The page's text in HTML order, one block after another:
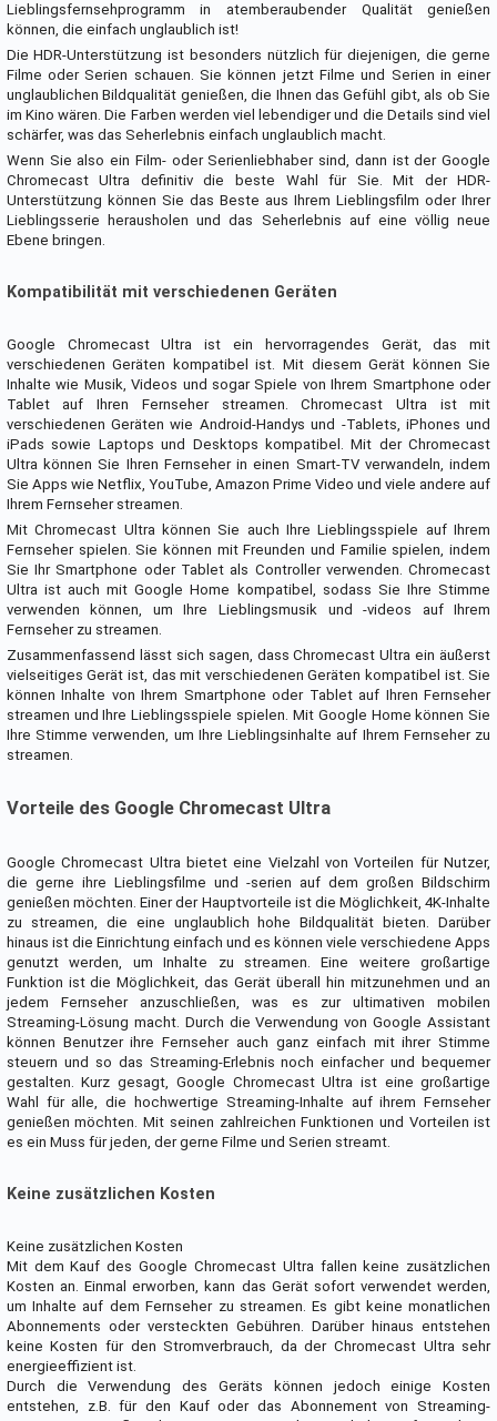
Lieblingsfernsehprogramm in atemberaubender Qualität genießen
können, die einfach unglaublich ist!
Die HDR-Unterstützung ist besonders nützlich für diejenigen, die gerne
Filme oder Serien schauen. Sie können jetzt Filme und Serien in einer
unglaublichen Bildqualität genießen, die Ihnen das Gefühl gibt, als ob Sie
im Kino wären. Die Farben werden viel lebendiger und die Details sind viel
schärfer, was das Seherlebnis einfach unglaublich macht.
Wenn Sie also ein Film- oder Serienliebhaber sind, dann ist der Google
Chromecast Ultra definitiv die beste Wahl für Sie. Mit der HDR-
Unterstützung können Sie das Beste aus Ihrem Lieblingsfilm oder Ihrer
Lieblingsserie herausholen und das Seherlebnis auf eine völlig neue
Ebene bringen.
Kompatibilität mit verschiedenen Geräten
Google Chromecast Ultra ist ein hervorragendes Gerät, das mit
verschiedenen Geräten kompatibel ist. Mit diesem Gerät können Sie
Inhalte wie Musik, Videos und sogar Spiele von Ihrem Smartphone oder
Tablet auf Ihren Fernseher streamen. Chromecast Ultra ist mit
verschiedenen Geräten wie Android-Handys und -Tablets, iPhones und
iPads sowie Laptops und Desktops kompatibel. Mit der Chromecast
Ultra können Sie Ihren Fernseher in einen Smart-TV verwandeln, indem
Sie Apps wie Netflix, YouTube, Amazon Prime Video und viele andere auf
Ihrem Fernseher streamen.
Mit Chromecast Ultra können Sie auch Ihre Lieblingsspiele auf Ihrem
Fernseher spielen. Sie können mit Freunden und Familie spielen, indem
Sie Ihr Smartphone oder Tablet als Controller verwenden. Chromecast
Ultra ist auch mit Google Home kompatibel, sodass Sie Ihre Stimme
verwenden können, um Ihre Lieblingsmusik und -videos auf Ihrem
Fernseher zu streamen.
Zusammenfassend lässt sich sagen, dass Chromecast Ultra ein äußerst
vielseitiges Gerät ist, das mit verschiedenen Geräten kompatibel ist. Sie
können Inhalte von Ihrem Smartphone oder Tablet auf Ihren Fernseher
streamen und Ihre Lieblingsspiele spielen. Mit Google Home können Sie
Ihre Stimme verwenden, um Ihre Lieblingsinhalte auf Ihrem Fernseher zu
streamen.
Vorteile des Google Chromecast Ultra
Google Chromecast Ultra bietet eine Vielzahl von Vorteilen für Nutzer,
die gerne ihre Lieblingsfilme und -serien auf dem großen Bildschirm
genießen möchten. Einer der Hauptvorteile ist die Möglichkeit, 4K-Inhalte
zu streamen, die eine unglaublich hohe Bildqualität bieten. Darüber
hinaus ist die Einrichtung einfach und es können viele verschiedene Apps
genutzt werden, um Inhalte zu streamen. Eine weitere großartige
Funktion ist die Möglichkeit, das Gerät überall hin mitzunehmen und an
jedem Fernseher anzuschließen, was es zur ultimativen mobilen
Streaming-Lösung macht. Durch die Verwendung von Google Assistant
können Benutzer ihre Fernseher auch ganz einfach mit ihrer Stimme
steuern und so das Streaming-Erlebnis noch einfacher und bequemer
gestalten. Kurz gesagt, Google Chromecast Ultra ist eine großartige
Wahl für alle, die hochwertige Streaming-Inhalte auf ihrem Fernseher
genießen möchten. Mit seinen zahlreichen Funktionen und Vorteilen ist
es ein Muss für jeden, der gerne Filme und Serien streamt.
Keine zusätzlichen Kosten
Keine zusätzlichen Kosten
Mit dem Kauf des Google Chromecast Ultra fallen keine zusätzlichen
Kosten an. Einmal erworben, kann das Gerät sofort verwendet werden,
um Inhalte auf dem Fernseher zu streamen. Es gibt keine monatlichen
Abonnements oder versteckten Gebühren. Darüber hinaus entstehen
keine Kosten für den Stromverbrauch, da der Chromecast Ultra sehr
energieeffizient ist.
Durch die Verwendung des Geräts können jedoch einige Kosten
entstehen, z.B. für den Kauf oder das Abonnement von Streaming-